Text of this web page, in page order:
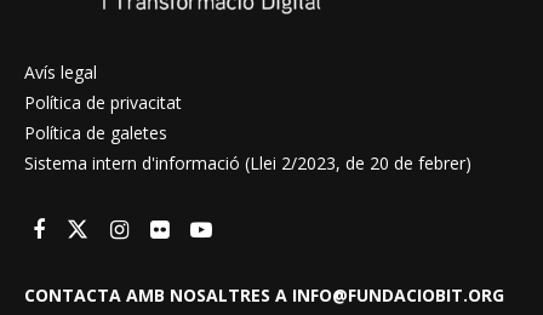
Avís legal
Política de privacitat
Política de galetes
Sistema intern d'informació (Llei 2/2023, de 20 de febrer)
CONTACTA AMB NOSALTRES A INFO@FUNDACIOBIT.ORG